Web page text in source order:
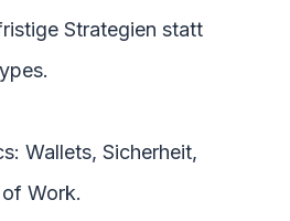
Strategien statt
Wallets, Sicherheit,
Work.